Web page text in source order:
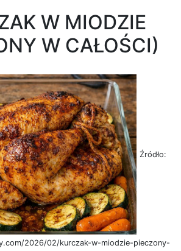
W MIODZIE
W CAŁOŚCI)
Źródło:
2026/02/kurczak-w-miodzie-pieczony-